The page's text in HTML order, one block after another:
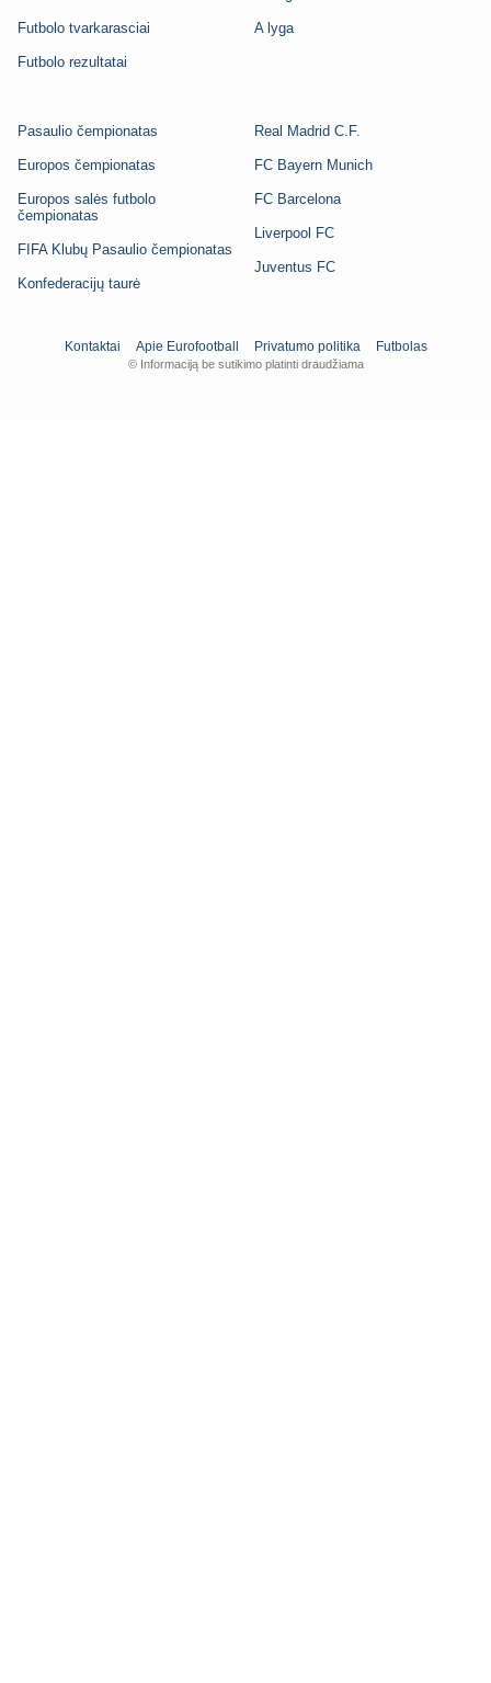
Futbolo tvarkarasciai
Futbolo rezultatai
A lyga
Pasaulio čempionatas
Europos čempionatas
Europos salės futbolo
čempionatas
FIFA Klubų Pasaulio čempionatas
Konfederacijų taurė
Real Madrid C.F.
FC Bayern Munich
FC Barcelona
Liverpool FC
Juventus FC
Kontaktai Apie Eurofootball Privatumo politika Futbolas
© Informaciją be sutikimo platinti draudžiama